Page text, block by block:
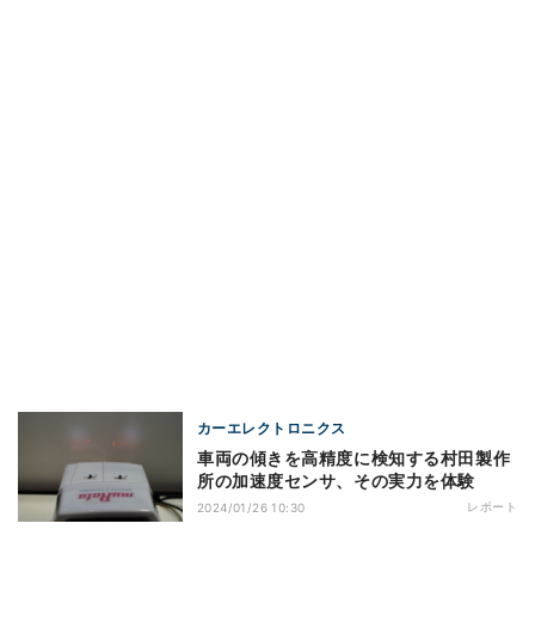
カーエレクトロニクス
車両の傾きを高精度に検知する村田製作
所の加速度センサ、その実力を体験
2024/01/26 10:30 レポート